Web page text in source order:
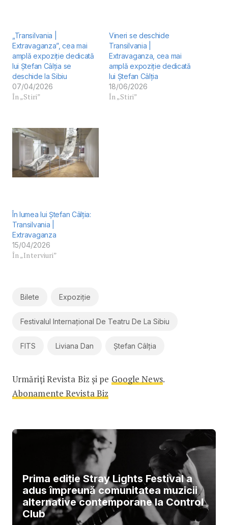
„Transilvania |
Extravaganza”, cea mai
amplă expoziție dedicată
lui Ștefan Câlția se
deschide la Sibiu
07/04/2026
În „Stiri”
Vineri se deschide
Transilvania |
Extravaganza, cea mai
amplă expoziție dedicată
lui Ștefan Câlția
18/06/2026
În „Stiri”
În lumea lui Ștefan Câlția:
Transilvania |
Extravaganza
15/04/2026
În „Interviuri”
Bilete Expoziție
Festivalul Internațional De Teatru De La Sibiu
FITS Liviana Dan Ștefan Câlția
Urmăriți Revista Biz și pe Google News.
Abonamente Revista Biz
Prima ediție Stray Lights Festival a
adus împreună comunitatea muzicii
alternative contemporane la Control
Club